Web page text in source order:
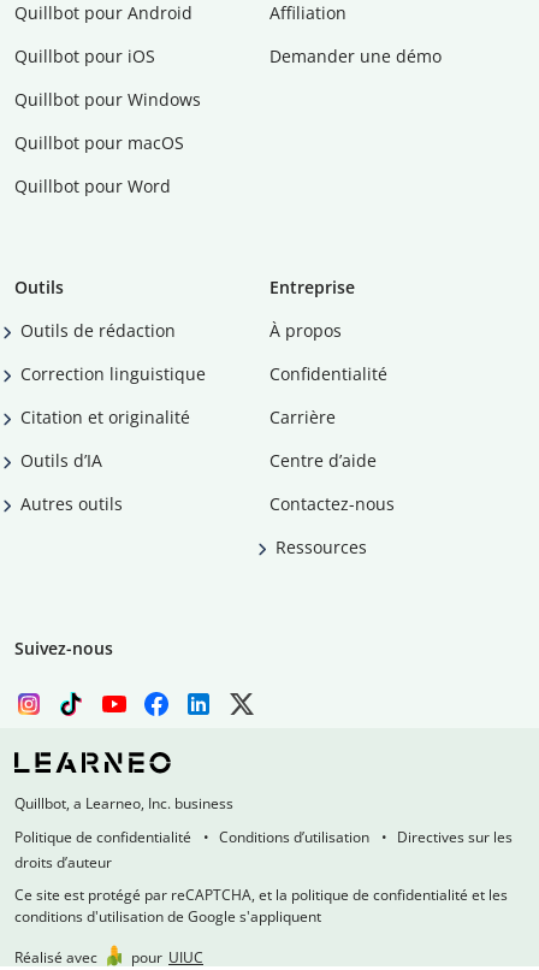
Quillbot pour Android
Quillbot pour iOS
Quillbot pour Windows
Quillbot pour macOS
Quillbot pour Word
Affiliation
Demander une démo
Outils
Outils de rédaction
Correction linguistique
Citation et originalité
Outils d’IA
Autres outils
Entreprise
À propos
Confidentialité
Carrière
Centre d’aide
Contactez-nous
Ressources
Suivez-nous
Quillbot, a Learneo, Inc. business
Politique de confidentialité
Conditions d’utilisation
Directives sur les
droits d’auteur
Ce site est protégé par reCAPTCHA, et la politique de confidentialité et les
conditions d'utilisation de Google s'appliquent
Réalisé avec
pour UIUC